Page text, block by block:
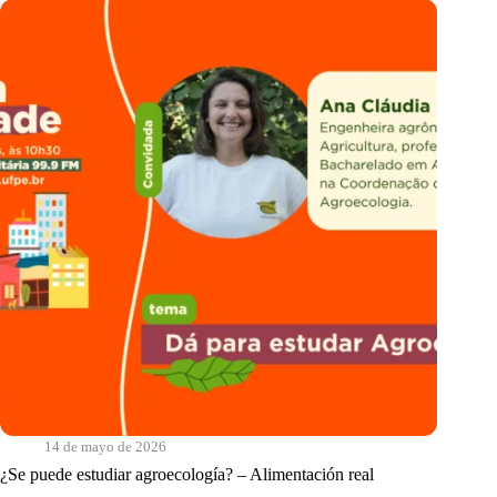
real
14 de mayo de 2026
¿Se puede estudiar agroecología? – Alimentación real